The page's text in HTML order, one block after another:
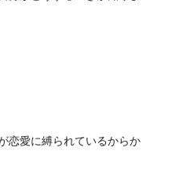
恋愛に縛られているからか